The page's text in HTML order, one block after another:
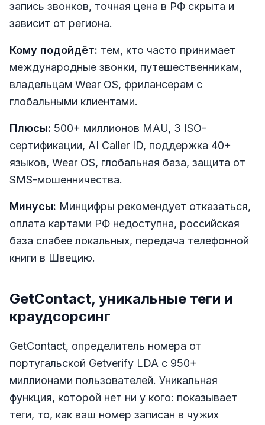
запись звонков, точная цена в РФ скрыта и
зависит от региона.
Кому подойдёт: тем, кто часто принимает
международные звонки, путешественникам,
владельцам Wear OS, фрилансерам с
глобальными клиентами.
Плюсы: 500+ миллионов MAU, 3 ISO-
сертификации, AI Caller ID, поддержка 40+
языков, Wear OS, глобальная база, защита от
SMS-мошенничества.
Минусы: Минцифры рекомендует отказаться,
оплата картами РФ недоступна, российская
база слабее локальных, передача телефонной
книги в Швецию.
GetContact, уникальные теги и
краудсорсинг
GetContact, определитель номера от
португальской Getverify LDA с 950+
миллионами пользователей. Уникальная
функция, которой нет ни у кого: показывает
теги, то, как ваш номер записан в чужих